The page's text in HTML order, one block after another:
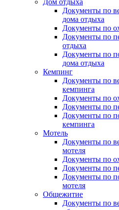
Дом отдыха
Документы по
дома отдыха
Документы по
Документы по
отдыха
Документы по
дома отдыха
Кемпинг
Документы по
кемпинга
Документы по
Документы по
Документы по
кемпинга
Мотель
Документы по
мотеля
Документы по
Документы по
Документы по
мотеля
Общежитие
Документы по